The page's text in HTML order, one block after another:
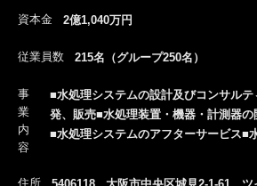
資本金 2億1,040万円
従業員数 215名（グループ250名）
事
業
内
容
■水処理システムの設計及びコンサル
発、販売■水処理装置・機器・計測器の
■水処理システムのアフターサービス■
住所